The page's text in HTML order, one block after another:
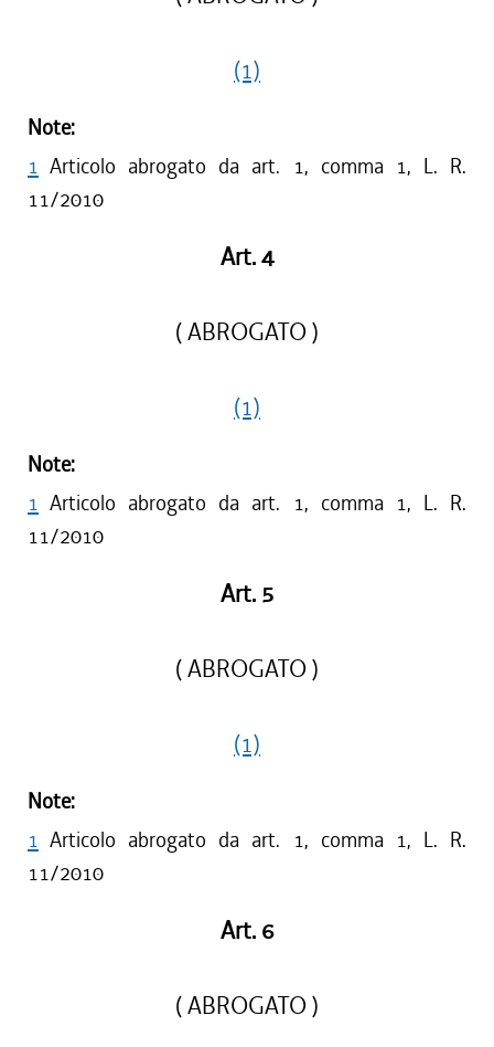
(1)
Note:
1 Articolo abrogato da art. 1, comma 1, L. R.
11/2010
Art. 4
( ABROGATO )
(1)
Note:
1 Articolo abrogato da art. 1, comma 1, L. R.
11/2010
Art. 5
( ABROGATO )
(1)
Note:
1 Articolo abrogato da art. 1, comma 1, L. R.
11/2010
Art. 6
( ABROGATO )